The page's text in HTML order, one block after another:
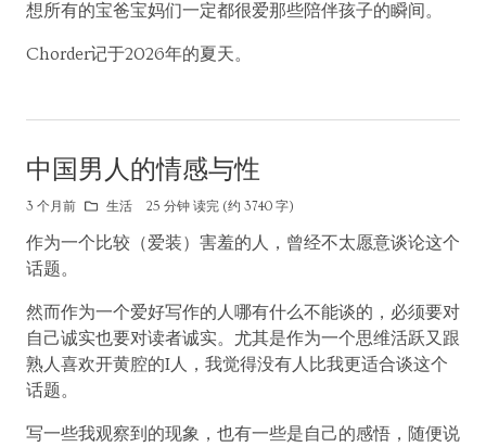
想所有的宝爸宝妈们一定都很爱那些陪伴孩子的瞬间。
Chorder记于2026年的夏天。
中国男人的情感与性
3 个月前 生活 25 分钟 读完 (约 3740 字)
作为一个比较（爱装）害羞的人，曾经不太愿意谈论这个
话题。
然而作为一个爱好写作的人哪有什么不能谈的，必须要对
自己诚实也要对读者诚实。尤其是作为一个思维活跃又跟
熟人喜欢开黄腔的I人，我觉得没有人比我更适合谈这个
话题。
写一些我观察到的现象，也有一些是自己的感悟，随便说